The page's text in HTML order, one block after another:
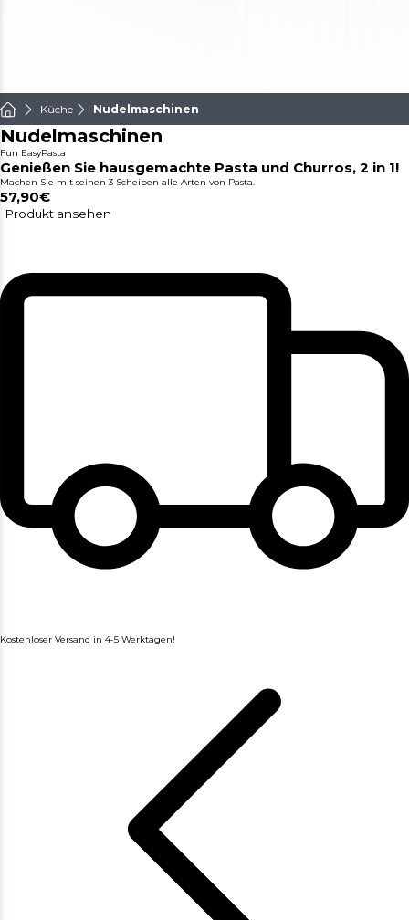
Küche Nudelmaschinen
Nudelmaschinen
Fun EasyPasta
Genießen Sie hausgemachte Pasta und Churros, 2 in 1!
Machen Sie mit seinen 3 Scheiben alle Arten von Pasta.
57,90€
Produkt ansehen
Kostenloser Versand in 4-5 Werktagen!